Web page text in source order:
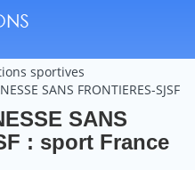
sportives
SANS FRONTIERES-SJSF
SANS
: sport France